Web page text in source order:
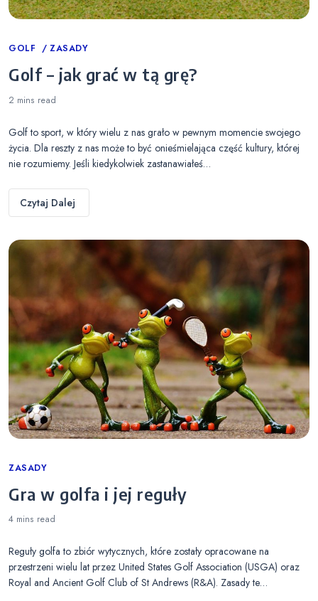
Categories
GOLF ZASADY
Golf – jak grać w tą grę?
2 mins read
Golf to sport, w który wielu z nas grało w pewnym momencie swojego
życia. Dla reszty z nas może to być onieśmielająca część kultury, której
nie rozumiemy. Jeśli kiedykolwiek zastanawiałeś…
Czytaj Dalej
Categories
ZASADY
Gra w golfa i jej reguły
4 mins read
Reguły golfa to zbiór wytycznych, które zostały opracowane na
przestrzeni wielu lat przez United States Golf Association (USGA) oraz
Royal and Ancient Golf Club of St Andrews (R&A). Zasady te…